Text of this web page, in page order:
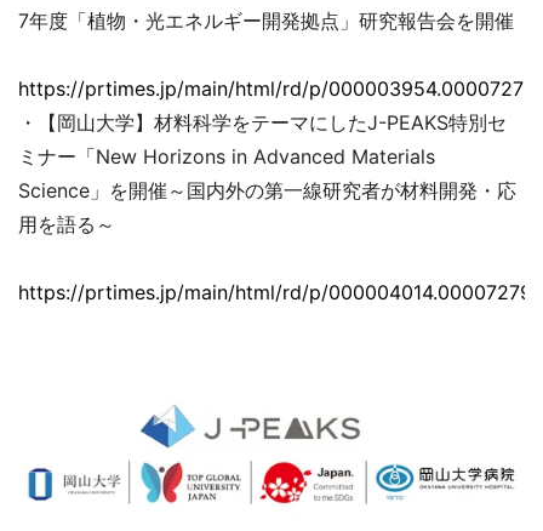
7年度「植物・光エネルギー開発拠点」研究報告会を開催
https://prtimes.jp/main/html/rd/p/
・【岡山大学】材料科学をテーマにしたJ-PEAKS特別セ
ミナー「New Horizons in Advanced Materials
Science」を開催～国内外の第一線研究者が材料開発・応
用を語る～
https://prtimes.jp/main/html/rd/p/